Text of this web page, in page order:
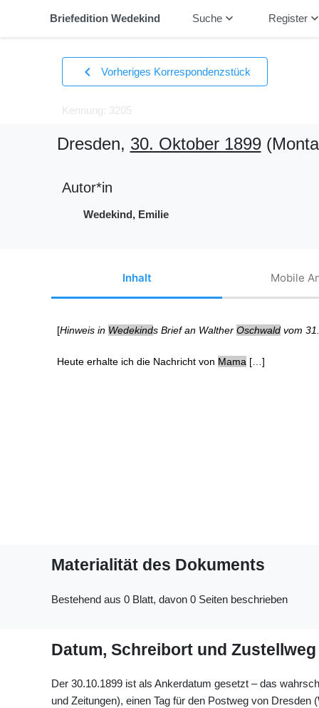
Briefedition Wedekind Suchekeyboard_arrow_down Register
chevron_left Vorheriges Korrespondenzstück
Kennung: 3205
Dresden, 30. Oktober 1899
Autor*in
Wedekind, Emilie
Inhalt Mobile
[Hinweis in Wedekinds Brief an Walther Oschwaldvom
Heute erhalte ich die Nachricht von Mama […]
Materialität des Dokuments
Bestehend aus 0 Blatt, davon 0 Seiten beschrieben
Datum, Schreibort und Zustellweg
Der 30.10.1899 ist als Ankerdatum gesetzt – das
und Zeitungen), einen Tag für den Postweg von